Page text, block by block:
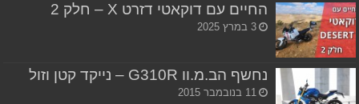
החיים עם דוקאטי דזרט X – חלק 2
3 במרץ 2025
נחשף הב.מ.וו G310R – נייקד קטן וזול
11 בנובמבר 2015